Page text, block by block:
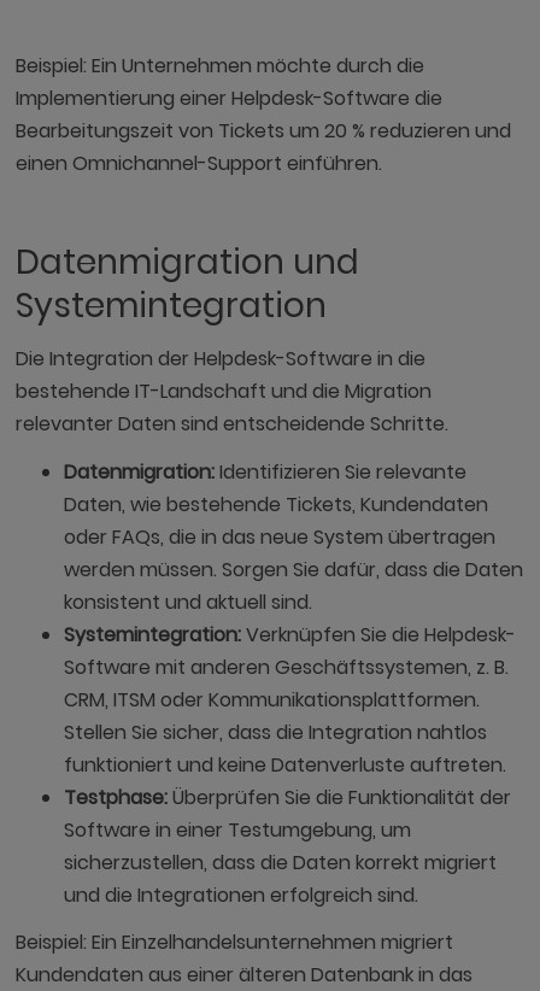
Beispiel: Ein Unternehmen möchte durch die
Implementierung einer Helpdesk-Software die
Bearbeitungszeit von Tickets um 20 % reduzieren und
einen Omnichannel-Support einführen.
Datenmigration und
Systemintegration
Die Integration der Helpdesk-Software in die
bestehende IT-Landschaft und die Migration
relevanter Daten sind entscheidende Schritte.
Datenmigration:Identifizieren Sie relevante
Daten, wie bestehende Tickets, Kundendaten
oder FAQs, die in das neue System übertragen
werden müssen. Sorgen Sie dafür, dass die Daten
konsistent und aktuell sind.
Systemintegration:Verknüpfen Sie die Helpdesk-
Software mit anderen Geschäftssystemen, z. B.
CRM, ITSM oder Kommunikationsplattformen.
Stellen Sie sicher, dass die Integration nahtlos
funktioniert und keine Datenverluste auftreten.
Testphase:Überprüfen Sie die Funktionalität der
Software in einer Testumgebung, um
sicherzustellen, dass die Daten korrekt migriert
und die Integrationen erfolgreich sind.
Beispiel: Ein Einzelhandelsunternehmen migriert
Kundendaten aus einer älteren Datenbank in das